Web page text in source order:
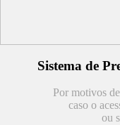
Sistema de
Por motivos
caso o
ou